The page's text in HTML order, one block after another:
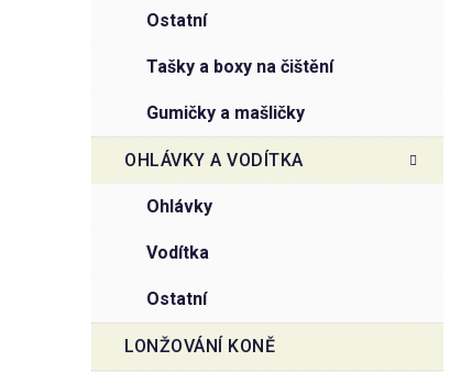
ostatní
tašky a boxy na čištění
gumičky a mašličky
OHLÁVKY A VODÍTKA
ohlávky
vodítka
ostatní
LONŽOVÁNÍ KONĚ